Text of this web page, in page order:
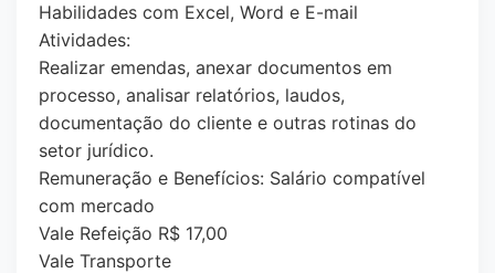
Habilidades com Excel, Word e E-mail
Atividades:
Realizar emendas, anexar documentos em
processo, analisar relatórios, laudos,
documentação do cliente e outras rotinas do
setor jurídico.
Remuneração e Benefícios: Salário compatível
com mercado
Vale Refeição R$ 17,00
Vale Transporte